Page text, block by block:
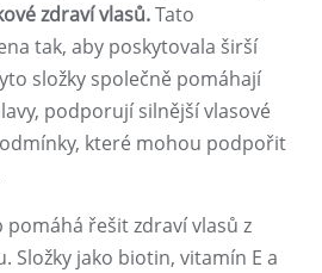
zdraví vlasů.Tato
tak, aby poskytovala širší
složky společně pomáhají
podporují silnější vlasové
které mohou podpořit
řešit zdraví vlasů z
Složky jako biotin, vitamín E a